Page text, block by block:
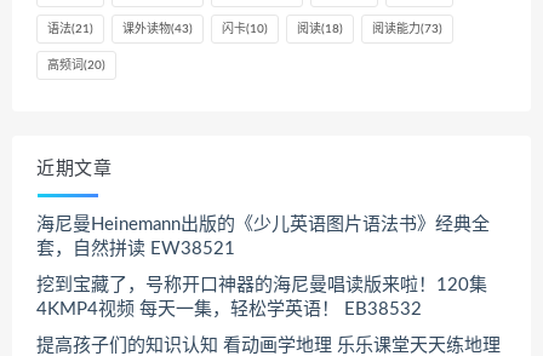
语法(21) 课外读物(43) 闪卡(10) 阅读(18) 阅读能力 (73)
高频词 (20)
近期文章
海尼曼Heinemann出版的《少儿英语图片语法书》经典全
套，自然拼读 EW38521
挖到宝藏了，号称开口神器的海尼曼唱读版来啦！120集
4KMP4视频 每天一集，轻松学英语！ EB38532
提高孩子们的知识认知 看动画学地理 乐乐课堂天天练地理